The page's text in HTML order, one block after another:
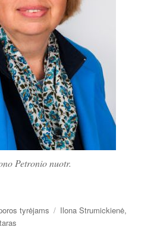
Petronio nuotr.
tyrėjams Žymos
Ilona Strumickienė,